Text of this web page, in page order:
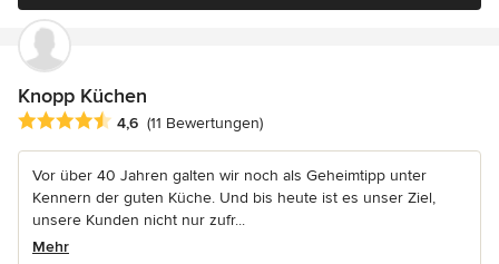
Knopp Küchen
Durchschnittliche Bewertung: 4.6 von 5 Sternen
4,6 (11 Bewertungen)
Vor über 40 Jahren galten wir noch als Geheimtipp unter
Kennern der guten Küche. Und bis heute ist es unser Ziel,
unsere Kunden nicht nur zufr...
Mehr